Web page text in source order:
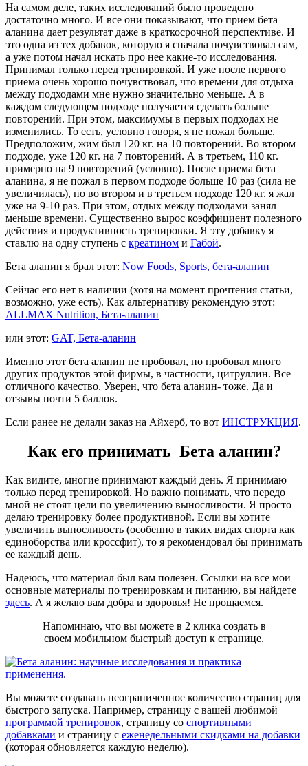
На самом деле, таких исследований было проведено
достаточно много. И все они показывают, что прием бета
аланина дает результат даже в краткосрочной перспективе. И
это одна из тех добавок, которую я сначала почувствовал сам,
а уже потом начал искать про нее какие-то исследования.
Принимал только перед тренировкой. И уже после первого
приема очень хорошо почувствовал, что времени для отдыха
между подходами мне нужно значительно меньше. А в
каждом следующем подходе получается сделать больше
повторений. При этом, максимумы в первых подходах не
изменились. То есть, условно говоря, я не пожал больше.
Предположим, жим был 120 кг. на 10 повторений. Во втором
подходе, уже 120 кг. на 7 повторений. А в третьем, 110 кг.
примерно на 9 повторений (условно). После приема бета
аланина, я не пожал в первом подходе больше 10 раз (сила не
увеличилась), но во втором и в третьем подходе 120 кг. я жал
уже на 9-10 раз. При этом, отдых между подходами занял
меньше времени. Существенно вырос коэффициент полезного
действия и продуктивность тренировки. Я эту добавку я
ставлю на одну ступень с креатином и Габой.
Бета аланин я брал этот: Now Foods, Sports, бета-аланин
Сейчас его нет в наличии (хотя на момент прочтения статьи,
возможно, уже есть). Как альтернативу рекомендую этот:
ALLMAX Nutrition, Бета-аланин
или этот: GAT, Бета-аланин
Именно этот бета аланин не пробовал, но пробовал много
других продуктов этой фирмы, в частности, цитруллин. Все
отличного качество. Уверен, что бета аланин- тоже. Да и
отзывы почти 5 баллов.
Если ранее не делали заказ на Айхерб, то вот ИНСТРУКЦИЯ.
Как его принимать Бета аланин?
Как видите, многие принимают каждый день. Я принимаю
только перед тренировкой. Но важно понимать, что передо
мной не стоят цели по увеличению выносливости. Я просто
делаю тренировку более продуктивной. Если вы хотите
увеличить выносливость (особенно в таких видах спорта как
единоборства или кроссфит), то я рекомендовал бы принимать
ее каждый день.
Надеюсь, что материал был вам полезен. Ссылки на все мои
основные материалы по тренировкам и питанию, вы найдете
здесь. А я желаю вам добра и здоровья! Не прощаемся.
Напоминаю, что вы можете в 2 клика создать в
своем мобильном быстрый доступ к странице.
Вы можете создавать неограниченное количество страниц для
быстрого запуска. Например, страницу с вашей любимой
программой тренировок, страницу со спортивными
добавками и страницу с еженедельными скидками на добавки
(которая обновляется каждую неделю).